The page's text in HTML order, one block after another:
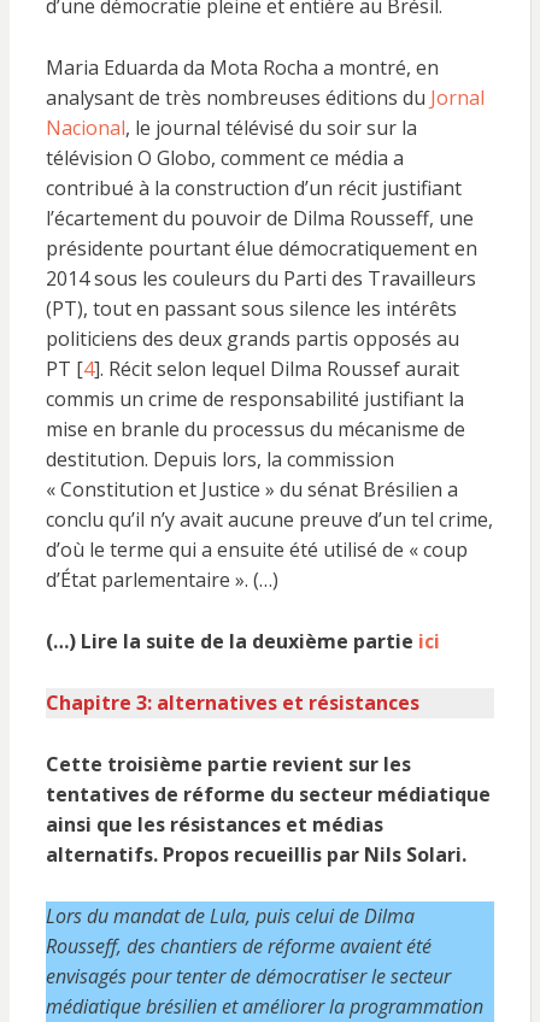
d’une démocratie pleine et entière au Brésil.
Maria Eduarda da Mota Rocha a montré, en
analysant de très nombreuses éditions du Jornal
Nacional, le journal télévisé du soir sur la
télévision O Globo, comment ce média a
contribué à la construction d’un récit justifiant
l’écartement du pouvoir de Dilma Rousseff, une
présidente pourtant élue démocratiquement en
2014 sous les couleurs du Parti des Travailleurs
(PT), tout en passant sous silence les intérêts
politiciens des deux grands partis opposés au
PT [4]. Récit selon lequel Dilma Roussef aurait
commis un crime de responsabilité justifiant la
mise en branle du processus du mécanisme de
destitution. Depuis lors, la commission
« Constitution et Justice » du sénat Brésilien a
conclu qu’il n’y avait aucune preuve d’un tel crime,
d’où le terme qui a ensuite été utilisé de « coup
d’État parlementaire ». (…)
(…) Lire la suite de la deuxième partie ici
Chapitre 3: alternatives et résistances
Cette troisième partie revient sur les
tentatives de réforme du secteur médiatique
ainsi que les résistances et médias
alternatifs. Propos recueillis par Nils Solari.
Lors du mandat de Lula, puis celui de Dilma
Rousseff, des chantiers de réforme avaient été
envisagés pour tenter de démocratiser le secteur
médiatique brésilien et améliorer la programmation